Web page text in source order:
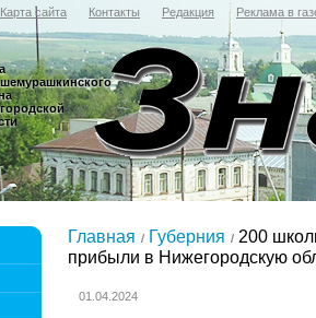
Карта сайта Контакты Редакция Реклама в
Главная Губерния
200
прибыли в Нижегородскую
01.04.2024